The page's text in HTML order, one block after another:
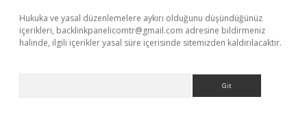
Hukuka ve yasal düzenlemelere aykırı olduğunu düşündüğünüz
içerikleri, backlinkpanelicomtr@gmail.com adresine bildirmeniz
halinde, ilgili içerikler yasal süre içerisinde sitemizden kaldırılacaktır.